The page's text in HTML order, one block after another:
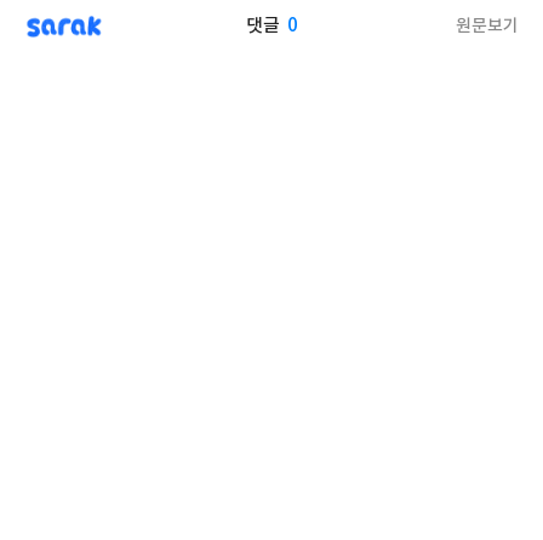
sarak 댓글 0 원문보기